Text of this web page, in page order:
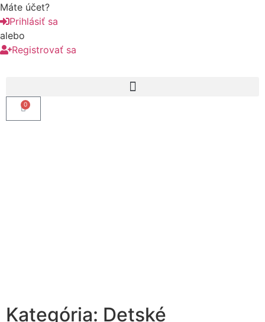
Máte účet?
Prihlásiť sa
alebo
Registrovať sa
0
Kategória: Detské